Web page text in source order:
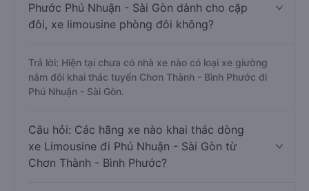
Phước Phú Nhuận - Sài Gòn dành cho cặp
đôi, xe limousine phòng đôi không?
Trả lời: Hiện tại chưa có nhà xe nào có loại xe giường
nằm đôi khai thác tuyến Chơn Thành - Bình Phước đi
Phú Nhuận - Sài Gòn.
Câu hỏi: Các hãng xe nào khai thác dòng
xe Limousine đi Phú Nhuận - Sài Gòn từ
Chơn Thành - Bình Phước?